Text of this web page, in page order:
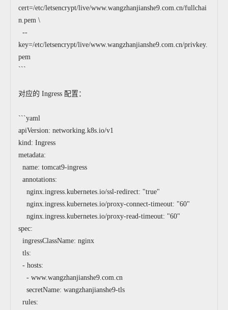
cert=/etc/letsencrypt/live/www.wangzhanjianshe9.com.cn/fullchai
n.pem \
--
key=/etc/letsencrypt/live/www.wangzhanjianshe9.com.cn/privkey.
pem
```
对应的 Ingress 配置：
```yaml
apiVersion: networking.k8s.io/v1
kind: Ingress
metadata:
name: tomcat9-ingress
annotations:
nginx.ingress.kubernetes.io/ssl-redirect: "true"
nginx.ingress.kubernetes.io/proxy-connect-timeout: "60"
nginx.ingress.kubernetes.io/proxy-read-timeout: "60"
spec:
ingressClassName: nginx
tls:
- hosts:
- www.wangzhanjianshe9.com.cn
secretName: wangzhanjianshe9-tls
rules: